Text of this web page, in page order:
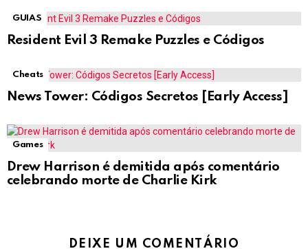
GUIAS
Resident Evil 3 Remake Puzzles e Códigos
Cheats
News Tower: Códigos Secretos [Early Access]
Games
Drew Harrison é demitida após comentário
celebrando morte de Charlie Kirk
DEIXE UM COMENTÁRIO